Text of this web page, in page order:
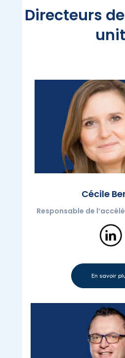
Directeurs
unit
Cécile
Responsable de
En savoir